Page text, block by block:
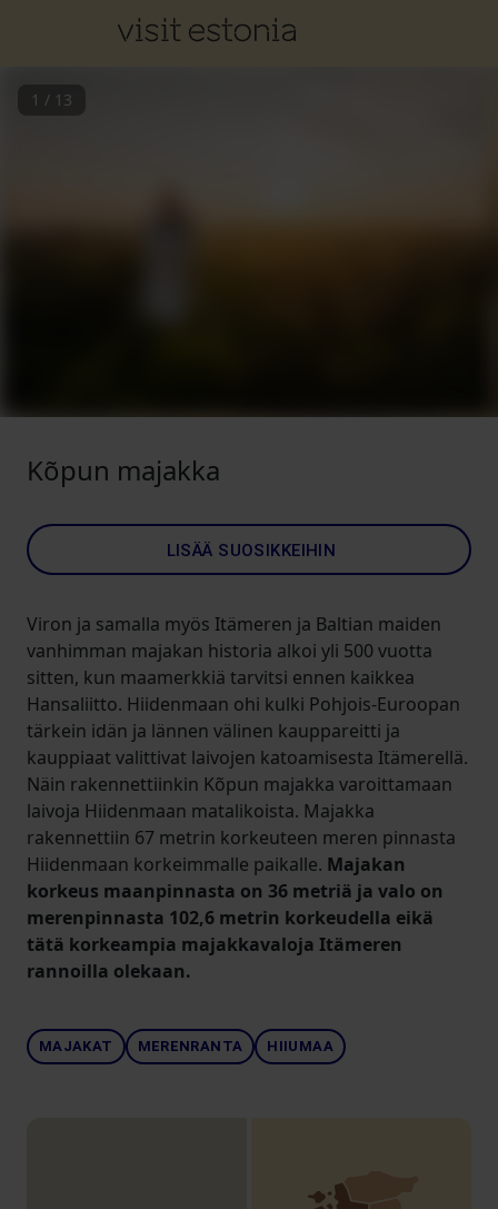
1 / 13
Kõpun majakka
LISÄÄ SUOSIKKEIHIN
Viron ja samalla myös Itämeren ja Baltian maiden
vanhimman majakan historia alkoi yli 500 vuotta
sitten, kun maamerkkiä tarvitsi ennen kaikkea
Hansaliitto. Hiidenmaan ohi kulki Pohjois-Euroopan
tärkein idän ja lännen välinen kauppareitti ja
kauppiaat valittivat laivojen katoamisesta Itämerellä.
Näin rakennettiinkin Kõpun majakka varoittamaan
laivoja Hiidenmaan matalikoista. Majakka
rakennettiin 67 metrin korkeuteen meren pinnasta
Hiidenmaan korkeimmalle paikalle. Majakan
korkeus maanpinnasta on 36 metriä ja valo on
merenpinnasta 102,6 metrin korkeudella eikä
tätä korkeampia majakkavaloja Itämeren
rannoilla olekaan.
MAJAKAT MERENRANTA HIIUMAA